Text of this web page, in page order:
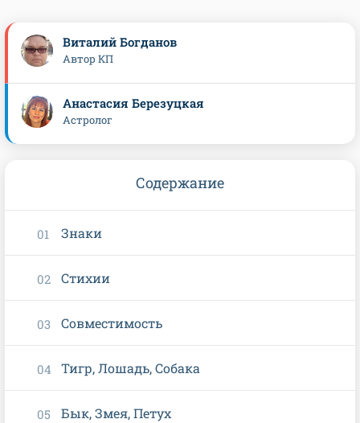
Виталий Богданов
Автор КП
Анастасия Березуцкая
Астролог
Содержание
Знаки
Стихии
Совместимость
Тигр, Лошадь, Собака
Бык, Змея, Петух